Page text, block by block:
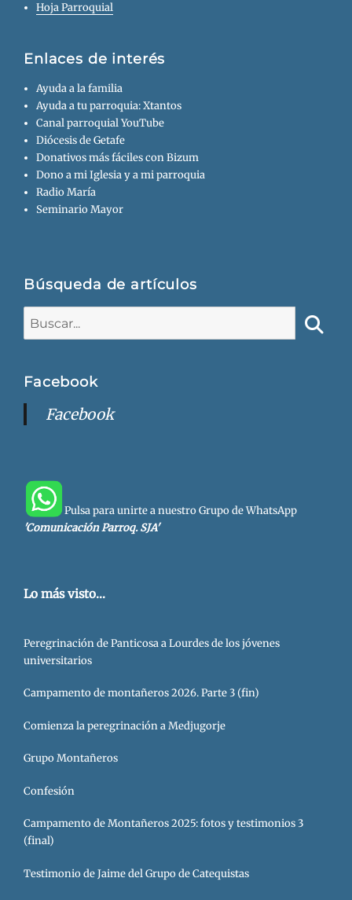
Hoja Parroquial
Enlaces de interés
Ayuda a la familia
Ayuda a tu parroquia: Xtantos
Canal parroquial YouTube
Diócesis de Getafe
Donativos más fáciles con Bizum
Dono a mi Iglesia y a mi parroquia
Radio María
Seminario Mayor
Búsqueda de artículos
Facebook
Facebook
Pulsa para unirte a nuestro Grupo de WhatsApp
'Comunicación Parroq. SJA'
Lo más visto...
Peregrinación de Panticosa a Lourdes de los jóvenes
universitarios
Campamento de montañeros 2026. Parte 3 (fin)
Comienza la peregrinación a Medjugorje
Grupo Montañeros
Confesión
Campamento de Montañeros 2025: fotos y testimonios 3
(final)
Testimonio de Jaime del Grupo de Catequistas